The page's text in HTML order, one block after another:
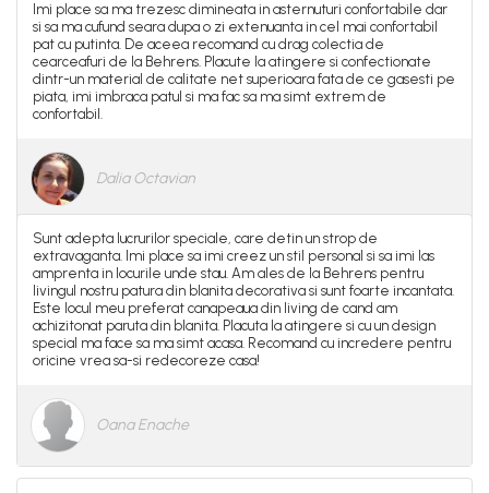
Imi place sa ma trezesc dimineata in asternuturi confortabile dar
si sa ma cufund seara dupa o zi extenuanta in cel mai confortabil
pat cu putinta. De aceea recomand cu drag colectia de
cearceafuri de la Behrens. Placute la atingere si confectionate
dintr-un material de calitate net superioara fata de ce gasesti pe
piata, imi imbraca patul si ma fac sa ma simt extrem de
confortabil.
Dalia Octavian
Sunt adepta lucrurilor speciale, care detin un strop de
extravaganta. Imi place sa imi creez un stil personal si sa imi las
amprenta in locurile unde stau. Am ales de la Behrens pentru
livingul nostru patura din blanita decorativa si sunt foarte incantata.
Este locul meu preferat canapeaua din living de cand am
achizitonat paruta din blanita. Placuta la atingere si cu un design
special ma face sa ma simt acasa. Recomand cu incredere pentru
oricine vrea sa-si redecoreze casa!
Oana Enache